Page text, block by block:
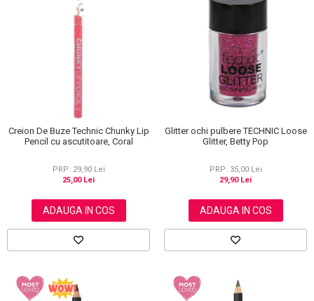
Creion De Buze Technic Chunky Lip
Pencil cu ascutitoare, Coral
PRP: 29,90 Lei
25,00 Lei
ADAUGA IN COS
Glitter ochi pulbere TECHNIC Loose
Glitter, Betty Pop
PRP: 35,00 Lei
29,90 Lei
ADAUGA IN COS